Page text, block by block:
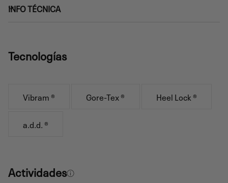
INFO TÉCNICA
Tecnologías
Vibram ® Gore-Tex ® Heel Lock ®
a.d.d. ®
Actividades